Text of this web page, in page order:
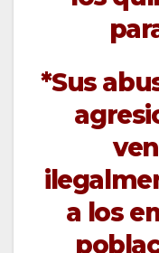
*Sus
a los